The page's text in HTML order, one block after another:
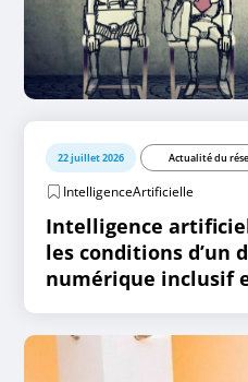
22 juillet 2026 Actualité du
IntelligenceArtificielle
Intelligence
les conditions d’un
numérique inclusif